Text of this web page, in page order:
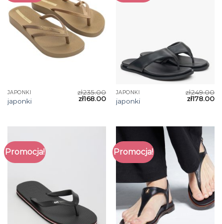
JAPONKI
japonki
zł235.00
zł168.00
JAPONKI
japonki
zł249.00
zł178.00
Promocja! Promocja!